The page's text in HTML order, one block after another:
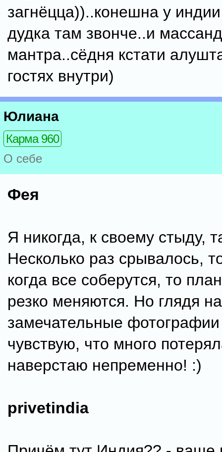
загнёцца))..конешна у
дудка там звонче..и
мантра..сёдня кстати
гостях внутри)
Юлиана
Карма 960
О себе
Фея
Я никогда, к своему стыду,
Несколько раз срывалось,
когда все соберутся, то
резко меняются. Но глядя
замечательные
чувствую, что много
наверстаю непременно! :)
privetindia